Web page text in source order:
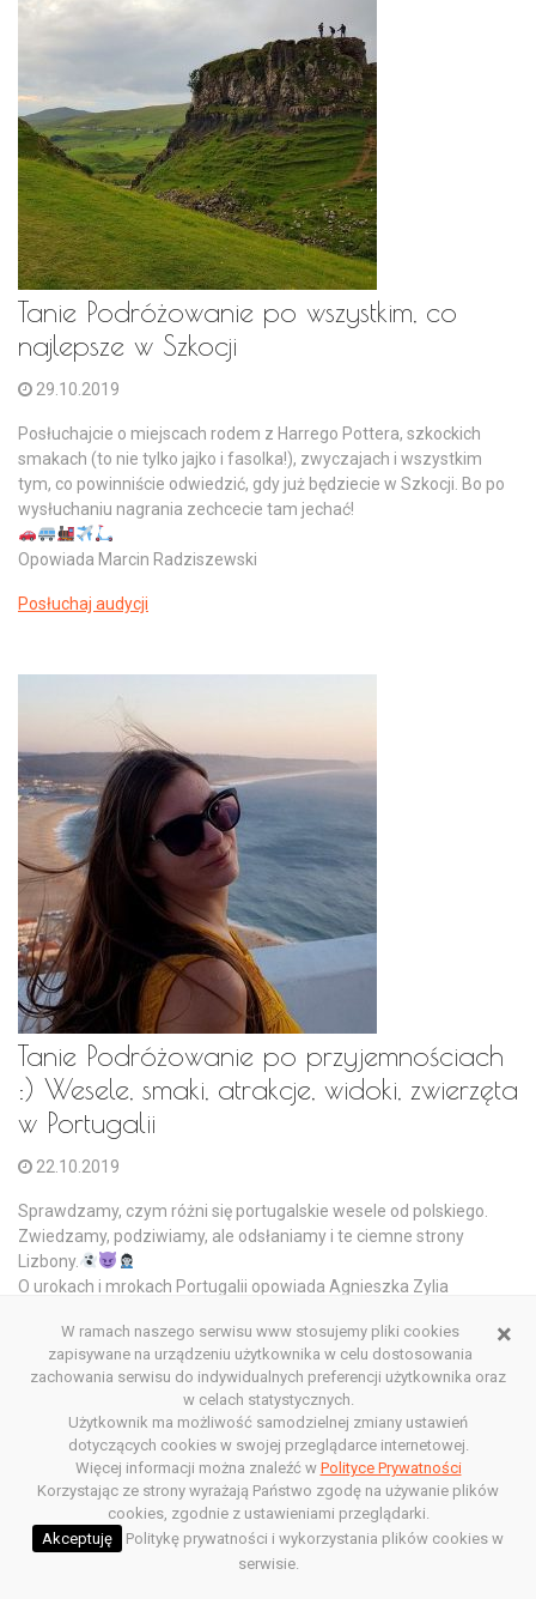
Tanie Podróżowanie po wszystkim, co
najlepsze w Szkocji
29.10.2019
Posłuchajcie o miejscach rodem z Harrego Pottera, szkockich
smakach (to nie tylko jajko i fasolka!), zwyczajach i wszystkim
tym, co powinniście odwiedzić, gdy już będziecie w Szkocji. Bo po
wysłuchaniu nagrania zechcecie tam jechać!
Opowiada Marcin Radziszewski
Posłuchaj audycji
Tanie Podróżowanie po przyjemnościach
:) Wesele, smaki, atrakcje, widoki, zwierzęta
w Portugalii
22.10.2019
Sprawdzamy, czym różni się portugalskie wesele od polskiego.
Zwiedzamy, podziwiamy, ale odsłaniamy i te ciemne strony
Lizbony.
O urokach i mrokach Portugalii opowiada Agnieszka Zylia
Posłuchaj audycji
×
W ramach naszego serwisu www stosujemy pliki cookies
zapisywane na urządzeniu użytkownika w celu dostosowania
zachowania serwisu do indywidualnych preferencji użytkownika oraz
w celach statystycznych.
Użytkownik ma możliwość samodzielnej zmiany ustawień
dotyczących cookies w swojej przeglądarce internetowej.
Więcej informacji można znaleźć w Polityce Prywatności
Korzystając ze strony wyrażają Państwo zgodę na używanie plików
cookies, zgodnie z ustawieniami przeglądarki.
Akceptuję
Politykę prywatności i wykorzystania plików cookies w
serwisie.